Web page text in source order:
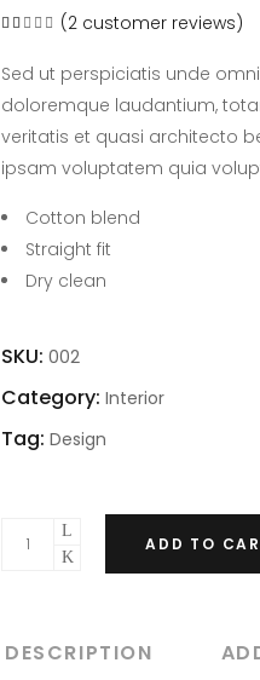
Rated
of
5
based
on
2
ratings
(2 customer reviews)
Sed ut perspiciatis unde
doloremque laudantium,
veritatis et quasi architecto
ipsam voluptatem quia
Cotton blend
Straight fit
Dry clean
SKU: 002
Category: Interior
Tag: Design
ADD TO
DESCRIPTION